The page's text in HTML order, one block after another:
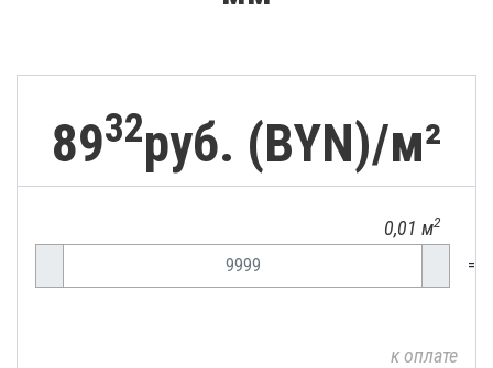
8932руб. (BYN)/м²
0,01 м2
=
к оплате